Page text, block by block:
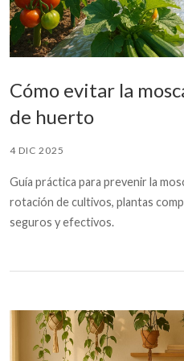
Cómo evitar la
de huerto
4 DIC 2025
Guía práctica para prevenir la
rotación de cultivos, plantas
seguros y efectivos.